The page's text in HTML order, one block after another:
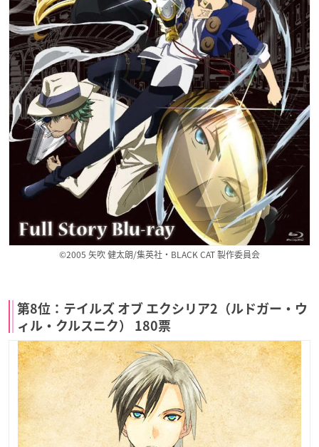
©2005 矢吹 健太朗/集英社・BLACK CAT 製作委員会
第8位：テイルズ オブ エクシリア2（ルドガー・ウ
ィル・クルスニク） 180票